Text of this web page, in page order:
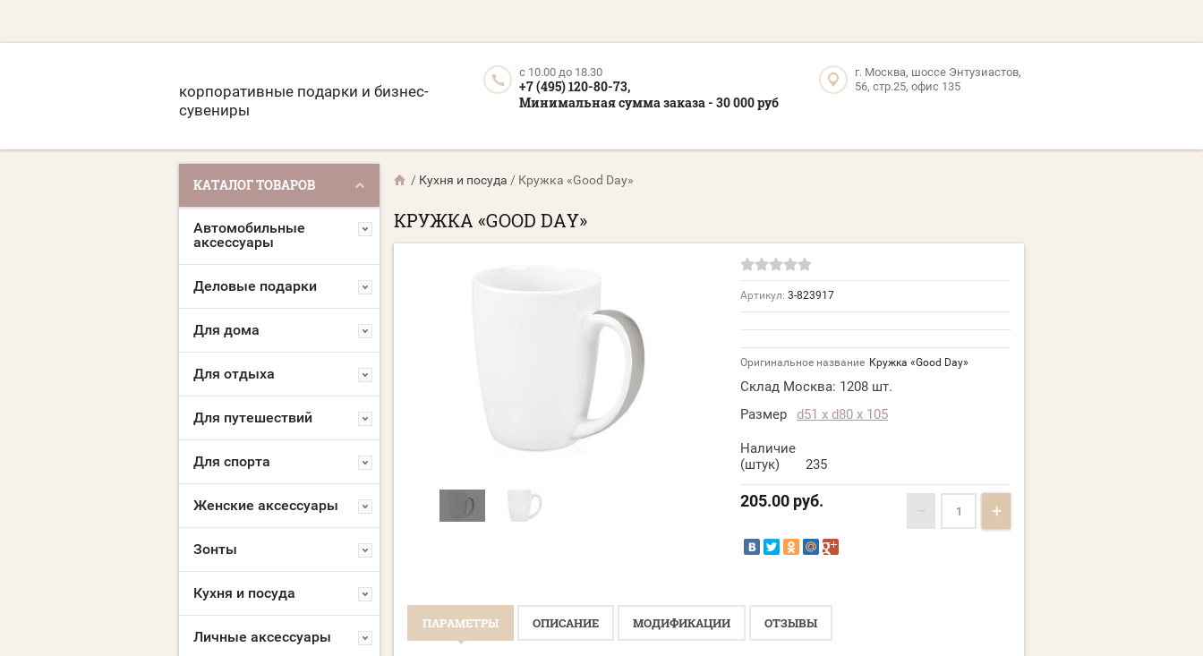
корпоративные подарки и бизнес-
сувениры
c 10.00 до 18.30
+7 (495) 120-80-73,
Минимальная сумма заказа - 30 000 руб
г. Москва, шоссе Энтузиастов,
56, стр.25, офис 135
КАТАЛОГ ТОВАРОВ
Автомобильные
аксессуары
Деловые подарки
Для дома
Для отдыха
Для путешествий
Для спорта
Женские аксессуары
Зонты
Кухня и посуда
Личные аксессуары
/ Кухня и посуда / Кружка «Good Day»
КРУЖКА «GOOD DAY»
Артикул: 3-823917
Оригинальное название Кружка «Good Day»
Склад Москва: 1208 шт.
Размер
d51 х d80 х 105
Наличие
(штук)
235
205.00 руб. − +
ПАРАМЕТРЫ ОПИСАНИЕ МОДИФИКАЦИИ ОТЗЫВЫ